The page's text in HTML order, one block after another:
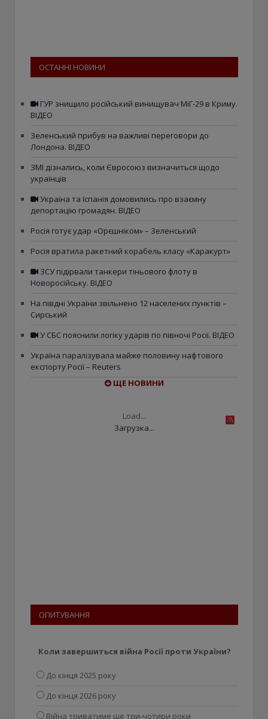
ОСТАННІ НОВИНИ
ГУР знищило російський винищувач МіГ-29 в Криму.
ВІДЕО
Зеленський прибув на важливі переговори до
Лондона. ВІДЕО
ЗМІ дізнались, коли Євросоюз визначиться щодо
українців
Україна та Іспанія домовились про взаємну
депортацію громадян. ВІДЕО
Росія готує удар «Орєшніком» – Зеленський
Росія вратила ракетний корабель класу «Каракурт»
ЗСУ підірвали танкери тіньового флоту в
Новоросійську. ВІДЕО
На півдні України звільнено 12 населених пунктів –
Сирський
У СБС пояснили логіку ударів по півночі Росії. ВІДЕО
Україна паралізувала майже половину нафтового
експорту Росії – Reuters
ЩЕ НОВИНИ
Load...
Загрузка...
ОПИТУВАННЯ
Коли завершиться війна Росії проти України?
До кінця 2025 року
До кінця 2026 року
Війна триватиме ще три-чотири роки